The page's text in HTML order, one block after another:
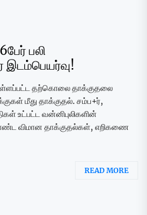
பலி
தற்கொலை தாக்குதலை
மீது தாக்குதல். சம்ப+ர்,
உட்பட்ட வன்னிபுலிகளின்
விமான தாக்குதல்கள், எறிகணை
READ MORE